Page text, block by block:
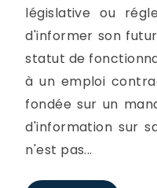
législative ou
d'informer son
statut de
à un emploi
fondée sur un
d'information sur
n'est pas...